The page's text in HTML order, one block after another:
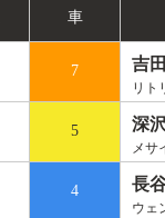
車
7 吉
リト
5 深
メサ
4 長
ウェ